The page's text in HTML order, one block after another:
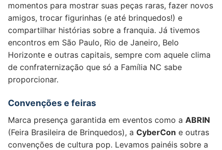
momentos para mostrar suas peças raras, fazer novos
amigos, trocar figurinhas (e até brinquedos!) e
compartilhar histórias sobre a franquia. Já tivemos
encontros em São Paulo, Rio de Janeiro, Belo
Horizonte e outras capitais, sempre com aquele clima
de confraternização que só a Família NC sabe
proporcionar.
Convenções e feiras
Marca presença garantida em eventos como a ABRIN
(Feira Brasileira de Brinquedos), a CyberCon e outras
convenções de cultura pop. Levamos painéis sobre a